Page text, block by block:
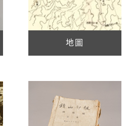
地圖